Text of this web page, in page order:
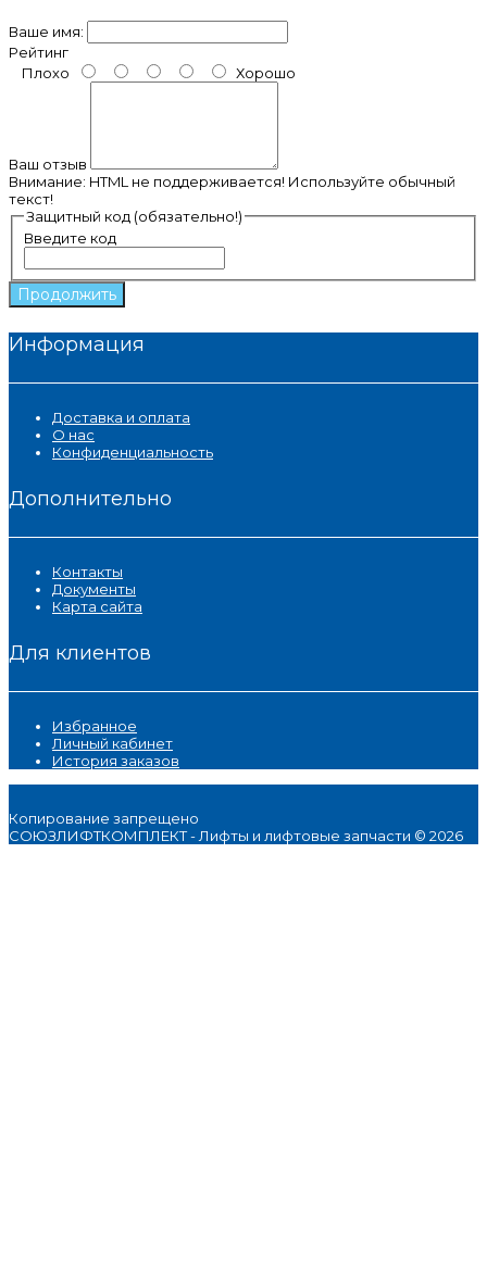
Ваше имя:
Рейтинг
Плохо
Хорошо
Ваш отзыв
Внимание: HTML не поддерживается! Используйте обычный
текст!
Защитный код (обязательно!)
Введите код
Продолжить
Информация
Доставка и оплата
О нас
Конфиденциальность
Дополнительно
Контакты
Документы
Карта сайта
Для клиентов
Избранное
Личный кабинет
История заказов
Копирование запрещено
СОЮЗЛИФТКОМПЛЕКТ - Лифты и лифтовые запчасти © 2026